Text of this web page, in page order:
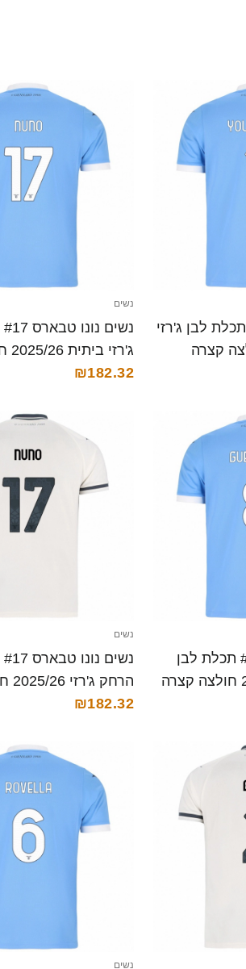
נשים השם שלך #0 תכלת לבן ג'רזי
נשים
ג'רזי ביתית 2025/26 חולצה קצרה
₪182.32
נשים מתאו גנדוזי #8 תכלת לבן
נשים
הרחק ג'רזי 2025/26 חולצה קצרה
₪182.32
נשים